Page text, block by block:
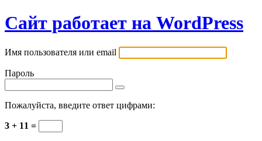
Сайт работает на WordPress
Имя пользователя или email
Пароль
Пожалуйста, введите ответ цифрами:
3 + 11 =